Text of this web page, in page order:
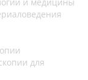
для